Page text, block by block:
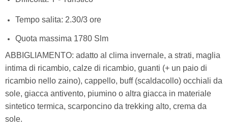
Tempo salita: 2.30/3 ore
Quota massima 1780 Slm
ABBIGLIAMENTO: adatto al clima invernale, a strati, maglia
intima di ricambio, calze di ricambio, guanti (+ un paio di
ricambio nello zaino), cappello, buff (scaldacollo) occhiali da
sole, giacca antivento, piumino o altra giacca in materiale
sintetico termica, scarponcino da trekking alto, crema da
sole.